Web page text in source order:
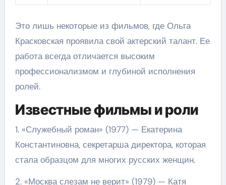
Это лишь некоторые из фильмов, где Ольга
Красковская проявила свой актерский талант. Ее
работа всегда отличается высоким
профессионализмом и глубиной исполнения
ролей.
Известные фильмы и роли
1. «Служебный роман» (1977) — Екатерина
Константиновна, секретарша директора, которая
стала образцом для многих русских женщин.
2. «Москва слезам не верит» (1979) — Катя